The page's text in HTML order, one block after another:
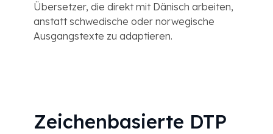
Übersetzer, die direkt mit Dänisch arbeiten,
anstatt schwedische oder norwegische
Ausgangstexte zu adaptieren.
Zeichenbasierte DTP